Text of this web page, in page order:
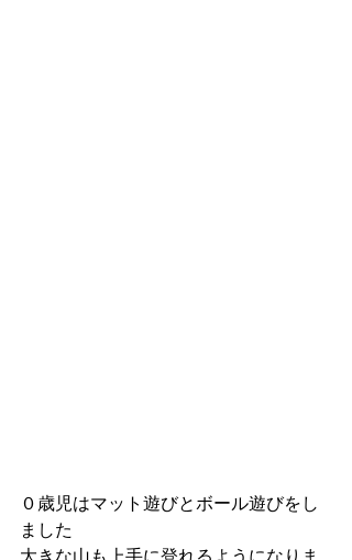
０歳児はマット遊びとボール遊びをし
ました